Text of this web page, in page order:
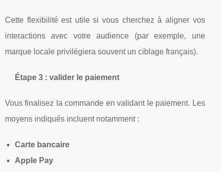
Cette flexibilité est utile si vous cherchez à aligner vos
interactions avec votre audience (par exemple, une
marque locale privilégiera souvent un ciblage français).
Étape 3 : valider le paiement
Vous finalisez la commande en validant le paiement. Les
moyens indiqués incluent notamment :
Carte bancaire
Apple Pay